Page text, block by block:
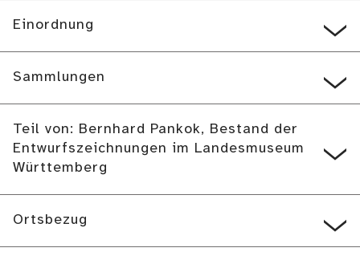
Einordnung
Sammlungen
Teil von: Bernhard Pankok, Bestand der
Entwurfszeichnungen im Landesmuseum
Württemberg
Ortsbezug